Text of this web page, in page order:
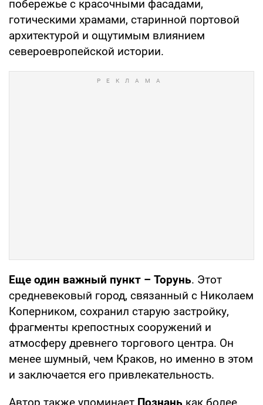
побережье с красочными фасадами,
готическими храмами, старинной портовой
архитектурой и ощутимым влиянием
североевропейской истории.
Еще один важный пункт – Торунь. Этот
средневековый город, связанный с Николаем
Коперником, сохранил старую застройку,
фрагменты крепостных сооружений и
атмосферу древнего торгового центра. Он
менее шумный, чем Краков, но именно в этом
и заключается его привлекательность.
Автор также упоминает Познань как более